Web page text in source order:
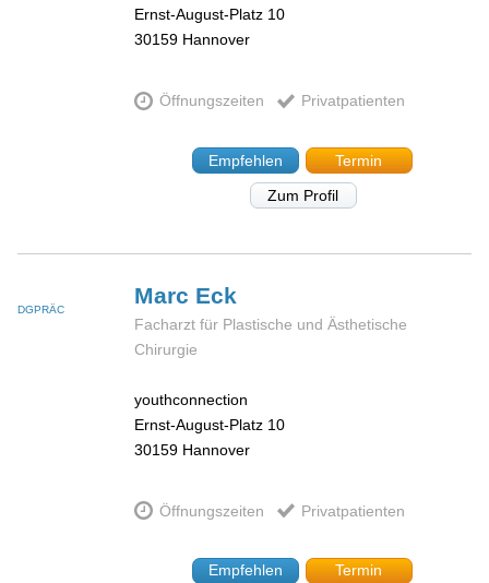
Ernst-August-Platz 10
30159 Hannover
Öffnungszeiten Privatpatienten
Empfehlen
Termin
Zum Profil
DGPRÄC
Marc Eck
Facharzt für Plastische und Ästhetische
Chirurgie
youthconnection
Ernst-August-Platz 10
30159 Hannover
Öffnungszeiten Privatpatienten
Empfehlen
Termin